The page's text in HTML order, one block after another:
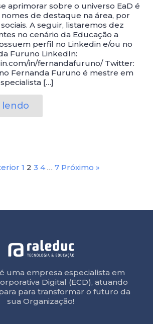
aprimorar sobre o universo EaD é
de destaque na área, por
A seguir, listaremos dez
no cenário da Educação a
perfil no Linkedin e/ou no
Furuno LinkedIn:
in/fernandafuruno/ Twitter:
Fernanda Furuno é mestre em
[…]
1 2 3 4 … 7 Próximo »
uma empresa especialista em
Digital (ECD), atuando
para transformar o futuro da
sua Organização!